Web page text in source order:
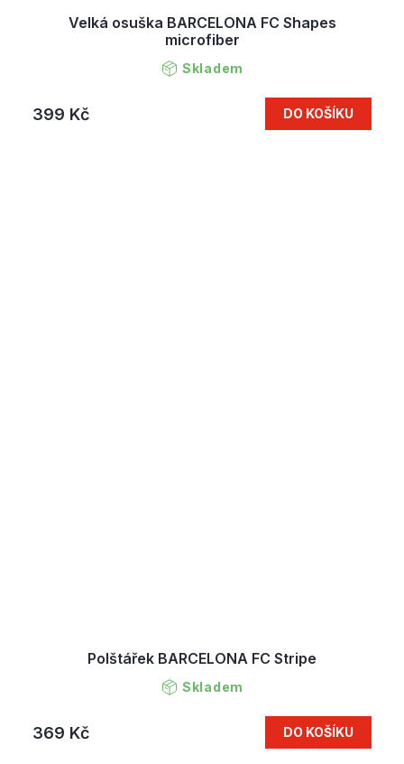
Velká osuška BARCELONA FC Shapes
microfiber
Skladem
399 Kč DO KOŠÍKU
Polštářek BARCELONA FC Stripe
Skladem
369 Kč DO KOŠÍKU